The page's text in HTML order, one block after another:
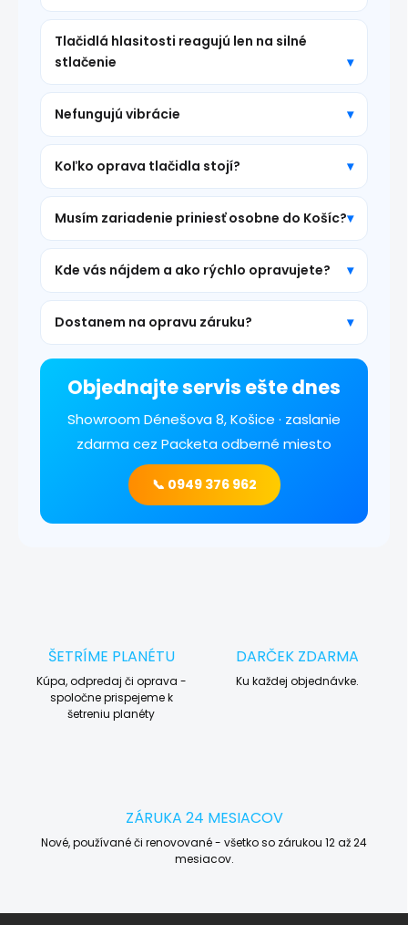
Tlačidlá hlasitosti reagujú len na silné
stlačenie
Nefungujú vibrácie
Koľko oprava tlačidla stojí?
Musím zariadenie priniesť osobne do Košíc?
Kde vás nájdem a ako rýchlo opravujete?
Dostanem na opravu záruku?
Objednajte servis ešte dnes
Showroom Dénešova 8, Košice · zaslanie
zdarma cez Packeta odberné miesto
📞 0949 376 962
ŠETRÍME PLANÉTU
Kúpa, odpredaj či oprava -
spoločne prispejeme k
šetreniu planéty
DARČEK ZDARMA
Ku každej objednávke.
ZÁRUKA 24 MESIACOV
Nové, používané či renovované - všetko so zárukou 12 až 24
mesiacov.